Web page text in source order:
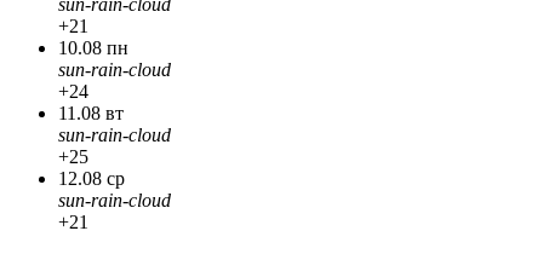
sun-rain-cloud
+21
10.08 пн
sun-rain-cloud
+24
11.08 вт
sun-rain-cloud
+25
12.08 ср
sun-rain-cloud
+21